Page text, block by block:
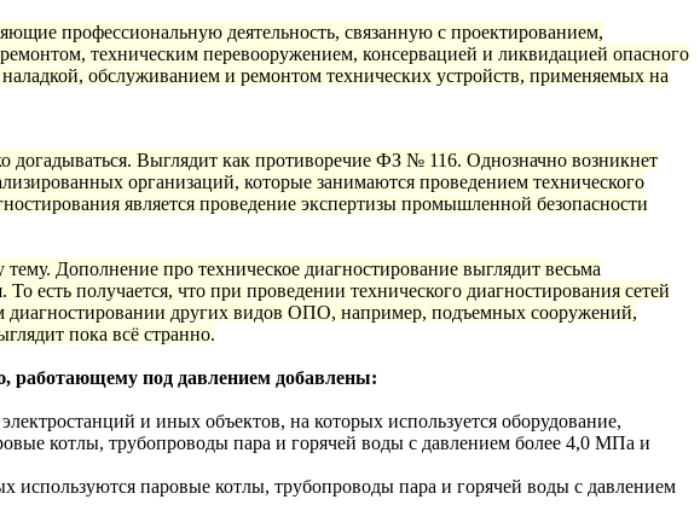
профессиональную деятельность, связанную с проектированием,
техническим перевооружением, консервацией и ликвидацией опасного
обслуживанием и ремонтом технических устройств, применяемых на
догадываться. Выглядит как противоречие ФЗ № 116. Однозначно возникнет
организаций, которые занимаются проведением технического
является проведение экспертизы промышленной безопасности
тему. Дополнение про техническое диагностирование выглядит весьма
есть получается, что при проведении технического диагностирования сетей
диагностировании других видов ОПО, например, подъемных сооружений,
пока всё странно.
работающему под давлением добавлены:
и иных объектов, на которых используется оборудование,
котлы, трубопроводы пара и горячей воды с давлением более 4,0 МПа и
используются паровые котлы, трубопроводы пара и горячей воды с давлением